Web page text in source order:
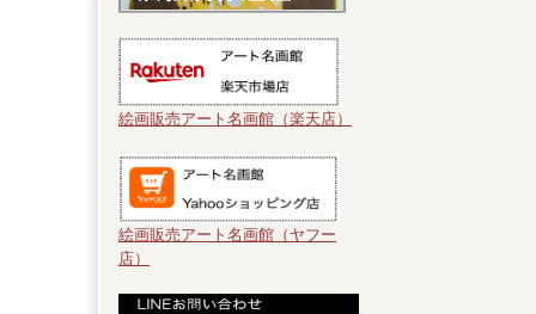
絵画販売アート名画館（楽天店）
絵画販売アート名画館（ヤフー
店）